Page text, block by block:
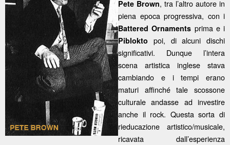
Pete Brown, tra l’altro autore in
piena epoca progressiva, con i
Battered Ornaments prima e i
Piblokto poi, di alcuni dischi
significativi. Dunque l’intera
scena artistica inglese stava
cambiando e i tempi erano
maturi affinché tale scossone
culturale andasse ad investire
anche il rock. Questa sorta di
rieducazione artistico/musicale,
ricavata dall’esperienza